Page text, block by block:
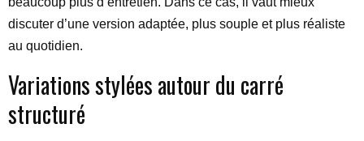
discuter d’une version adaptée, plus souple et plus réaliste
au quotidien.
Variations stylées autour du carré
structuré